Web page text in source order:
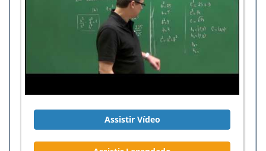
Assistir Vídeo